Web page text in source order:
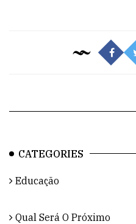
CATEGORIES
Educação
Qual Será O Próximo